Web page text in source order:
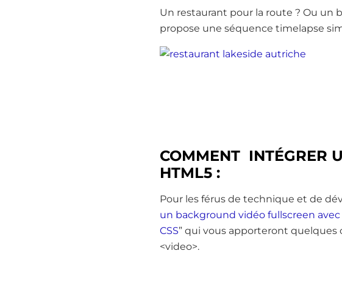
Un restaurant pour la route ? Ou un
propose une séquence timelapse
COMMENT INTÉGRER
HTML5 :
Pour les férus de technique et de
un background vidéo fullscreen avec
CSS” qui vous apporteront quelques
<video>.